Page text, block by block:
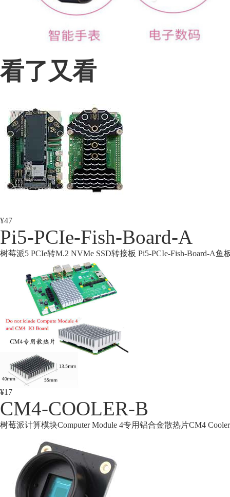
看了又看
¥47
Pi5-PCIe-Fish-Board-A
树莓派5 PCIe转M.2 NVMe SSD转接板 Pi5-PCIe-Fish-Board-A鱼
¥17
CM4-COOLER-B
树莓派计算模块Computer Module 4专用铝合金散热片CM4 Cooler